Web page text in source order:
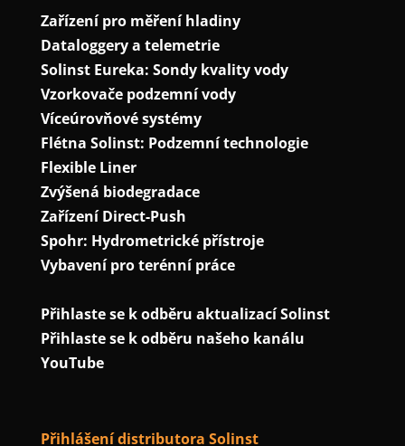
Zařízení pro měření hladiny
Dataloggery a telemetrie
Solinst Eureka: Sondy kvality vody
Vzorkovače podzemní vody
Víceúrovňové systémy
Flétna Solinst: Podzemní technologie
Flexible Liner
Zvýšená biodegradace
Zařízení Direct-Push
Spohr: Hydrometrické přístroje
Vybavení pro terénní práce
Přihlaste se k odběru aktualizací Solinst
Přihlaste se k odběru našeho kanálu
YouTube
Přihlášení distributora Solinst